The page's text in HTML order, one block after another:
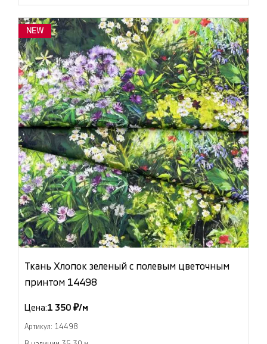
NEW
Ткань Хлопок зеленый с полевым цветочным
принтом 14498
Цена:1 350 ₽/м
Артикул: 14498